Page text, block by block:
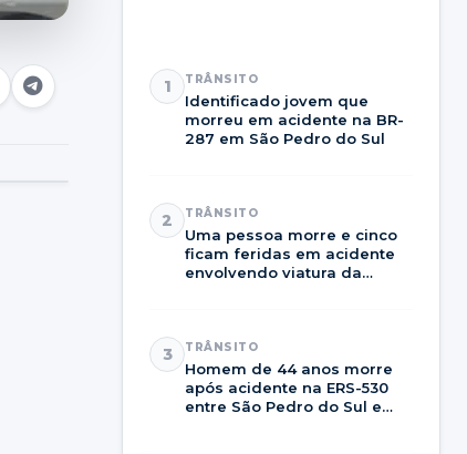
1 TRÂNSITO
Identificado jovem que
morreu em acidente na BR-
287 em São Pedro do Sul
2 TRÂNSITO
Uma pessoa morre e cinco
ficam feridas em acidente
envolvendo viatura da
3 TRÂNSITO
Homem de 44 anos morre
após acidente na ERS-530
entre São Pedro do Sul e